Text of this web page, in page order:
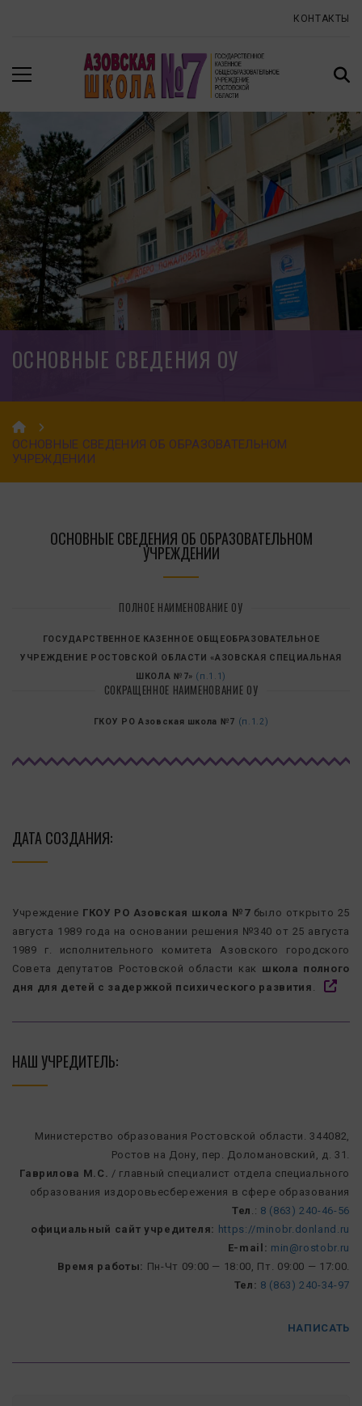
КОНТАКТЫ
ОСНОВНЫЕ СВЕДЕНИЯ ОУ
ОСНОВНЫЕ СВЕДЕНИЯ ОБ ОБРАЗОВАТЕЛЬНОМ
УЧРЕЖДЕНИИ
ОСНОВНЫЕ СВЕДЕНИЯ ОБ ОБРАЗОВАТЕЛЬНОМ
УЧРЕЖДЕНИИ
ПОЛНОЕ НАИМЕНОВАНИЕ ОУ
ГОСУДАРСТВЕННОЕ КАЗЕННОЕ ОБЩЕОБРАЗОВАТЕЛЬНОЕ
УЧРЕЖДЕНИЕ РОСТОВСКОЙ ОБЛАСТИ «АЗОВСКАЯ СПЕЦИАЛЬНАЯ
ШКОЛА №7» (п.1.1)
СОКРАЩЕННОЕ НАИМЕНОВАНИЕ ОУ
ГКОУ РО Азовская школа №7 (п.1.2)
ДАТА СОЗДАНИЯ:
Учреждение ГКОУ РО Азовская школа №7было открыто 25
августа 1989 года на основании решения №340 от 25 августа
1989 г. исполнительного комитета Азовского городского
Совета депутатов Ростовской области как школа полного
дня для детей с задержкой психического развития .
НАШ УЧРЕДИТЕЛЬ:
Министерство образования Ростовской области. 344082,
Ростов на Дону, пер. Доломановский, д. 31.
Гаврилова М.С. / главный специалист отдела специального
образования издоровьесбережения в сфере образования
Тел .: 8 (863) 240-46-56
официальный сайт учредителя: https://minobr.donland.ru
E-mail: min@rostobr.ru
Время работы: Пн-Чт 09:00 — 18:00, Пт. 09:00 — 17:00.
Тел: 8 (863) 240-34-97
НАПИСАТЬ